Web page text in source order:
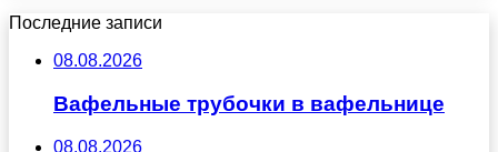
Последние записи
08.08.2026
Вафельные трубочки в вафельнице
08.08.2026